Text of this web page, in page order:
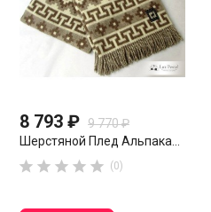
8 793 ₽ 9 770 ₽
Шерстяной Плед Альпака...
     (0)